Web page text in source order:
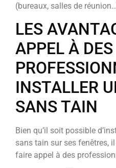
(bureaux, salles de
LES
APPEL À DES
INSTALLER
SANS TAIN
Bien qu’il soit possible
sans tain sur ses fenêtres,
faire appel à des